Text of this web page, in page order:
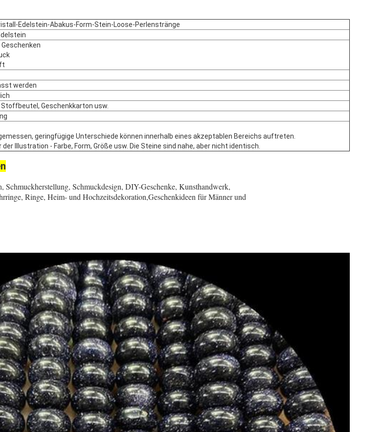
Edelstein-Abakus-Form-Stein-Loose-Perlenstränge
werden
Geschenkkarton usw.
geringfügige Unterschiede können innerhalb eines akzeptablen Bereichs auftreten.
Illustration - Farbe, Form, Größe usw. Die Steine sind nahe, aber nicht identisch.
Schmuckherstellung, Schmuckdesign, DIY-Geschenke, Kunsthandwerk,
Ringe, Heim- und Hochzeitsdekoration,Geschenkideen für Männer und